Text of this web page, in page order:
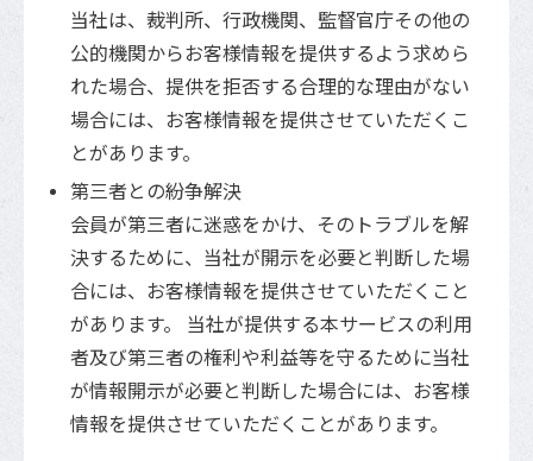
当社は、裁判所、行政機関、監督官庁その他の
公的機関からお客様情報を提供するよう求めら
れた場合、提供を拒否する合理的な理由がない
場合には、お客様情報を提供させていただくこ
とがあります。
第三者との紛争解決
会員が第三者に迷惑をかけ、そのトラブルを解
決するために、当社が開示を必要と判断した場
合には、お客様情報を提供させていただくこと
があります。 当社が提供する本サービスの利用
者及び第三者の権利や利益等を守るために当社
が情報開示が必要と判断した場合には、お客様
情報を提供させていただくことがあります。